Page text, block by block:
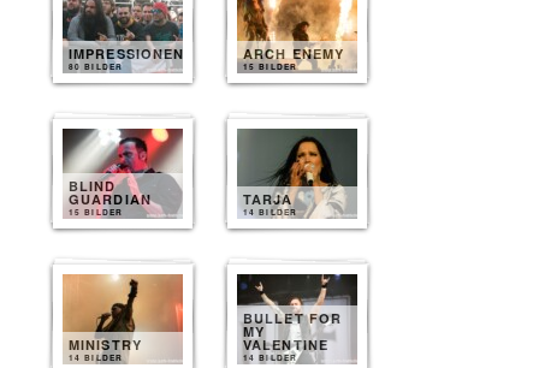
IMPRESSIONEN
80 BILDER
ARCH ENEMY
15 BILDER
BLIND
GUARDIAN
15 BILDER
TARJA
14 BILDER
MINISTRY
14 BILDER
BULLET FOR
MY
VALENTINE
14 BILDER